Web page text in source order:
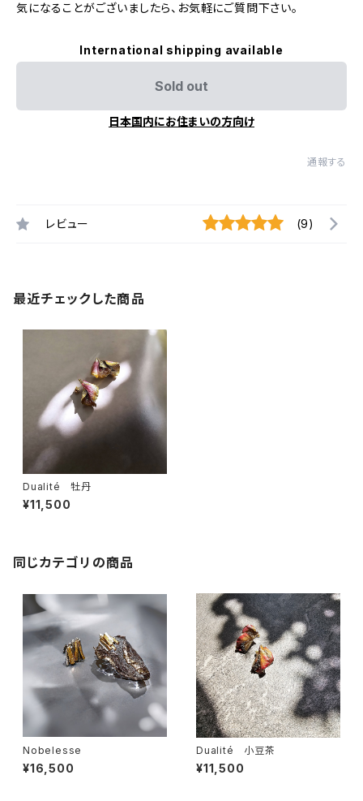
気になることがございましたら、お気軽にご質問下さい。
International shipping available
Sold out
日本国内にお住まいの方向け
通報する
レビュー (9)
最近チェックした商品
Dualité 牡丹
¥11,500
同じカテゴリの商品
Nobelesse
¥16,500
Dualité 小豆茶
¥11,500